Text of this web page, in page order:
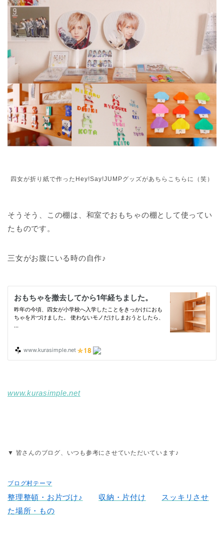
四女が折り紙で作ったHey!Say!JUMPグッズがあちらこちらに（笑）
そうそう、この棚は、和室でおもちゃの棚として使ってい
たものです。
三女がお腹にいる時の自作♪
www.kurasimple.net
▼ 皆さんのブログ、いつも参考にさせていただいています♪
ブログ村テーマ
整理整頓・お片づけ♪ 収納・片付け
スッキリさせ
た場所・もの